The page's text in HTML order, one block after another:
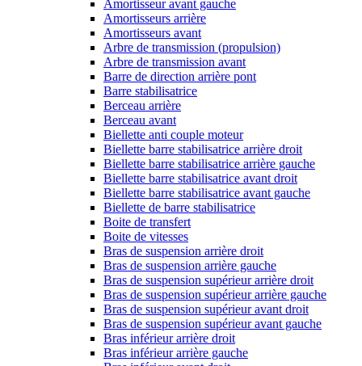
Amortisseur avant gauche
Amortisseurs arrière
Amortisseurs avant
Arbre de transmission (propulsion)
Arbre de transmission avant
Barre de direction arrière pont
Barre stabilisatrice
Berceau arrière
Berceau avant
Biellette anti couple moteur
Biellette barre stabilisatrice arrière droit
Biellette barre stabilisatrice arrière gauche
Biellette barre stabilisatrice avant droit
Biellette barre stabilisatrice avant gauche
Biellette de barre stabilisatrice
Boite de transfert
Boite de vitesses
Bras de suspension arrière droit
Bras de suspension arrière gauche
Bras de suspension supérieur arrière droit
Bras de suspension supérieur arrière gauche
Bras de suspension supérieur avant droit
Bras de suspension supérieur avant gauche
Bras inférieur arrière droit
Bras inférieur arrière gauche